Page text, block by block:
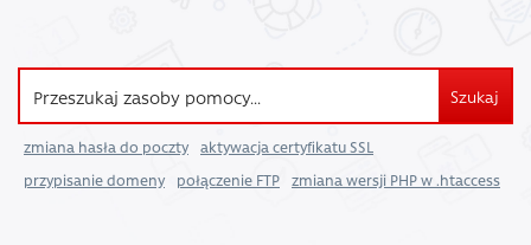
Szukaj
zmiana hasła do poczty
aktywacja certyfikatu SSL
przypisanie domeny
połączenie FTP zmiana wersji PHP w .htaccess